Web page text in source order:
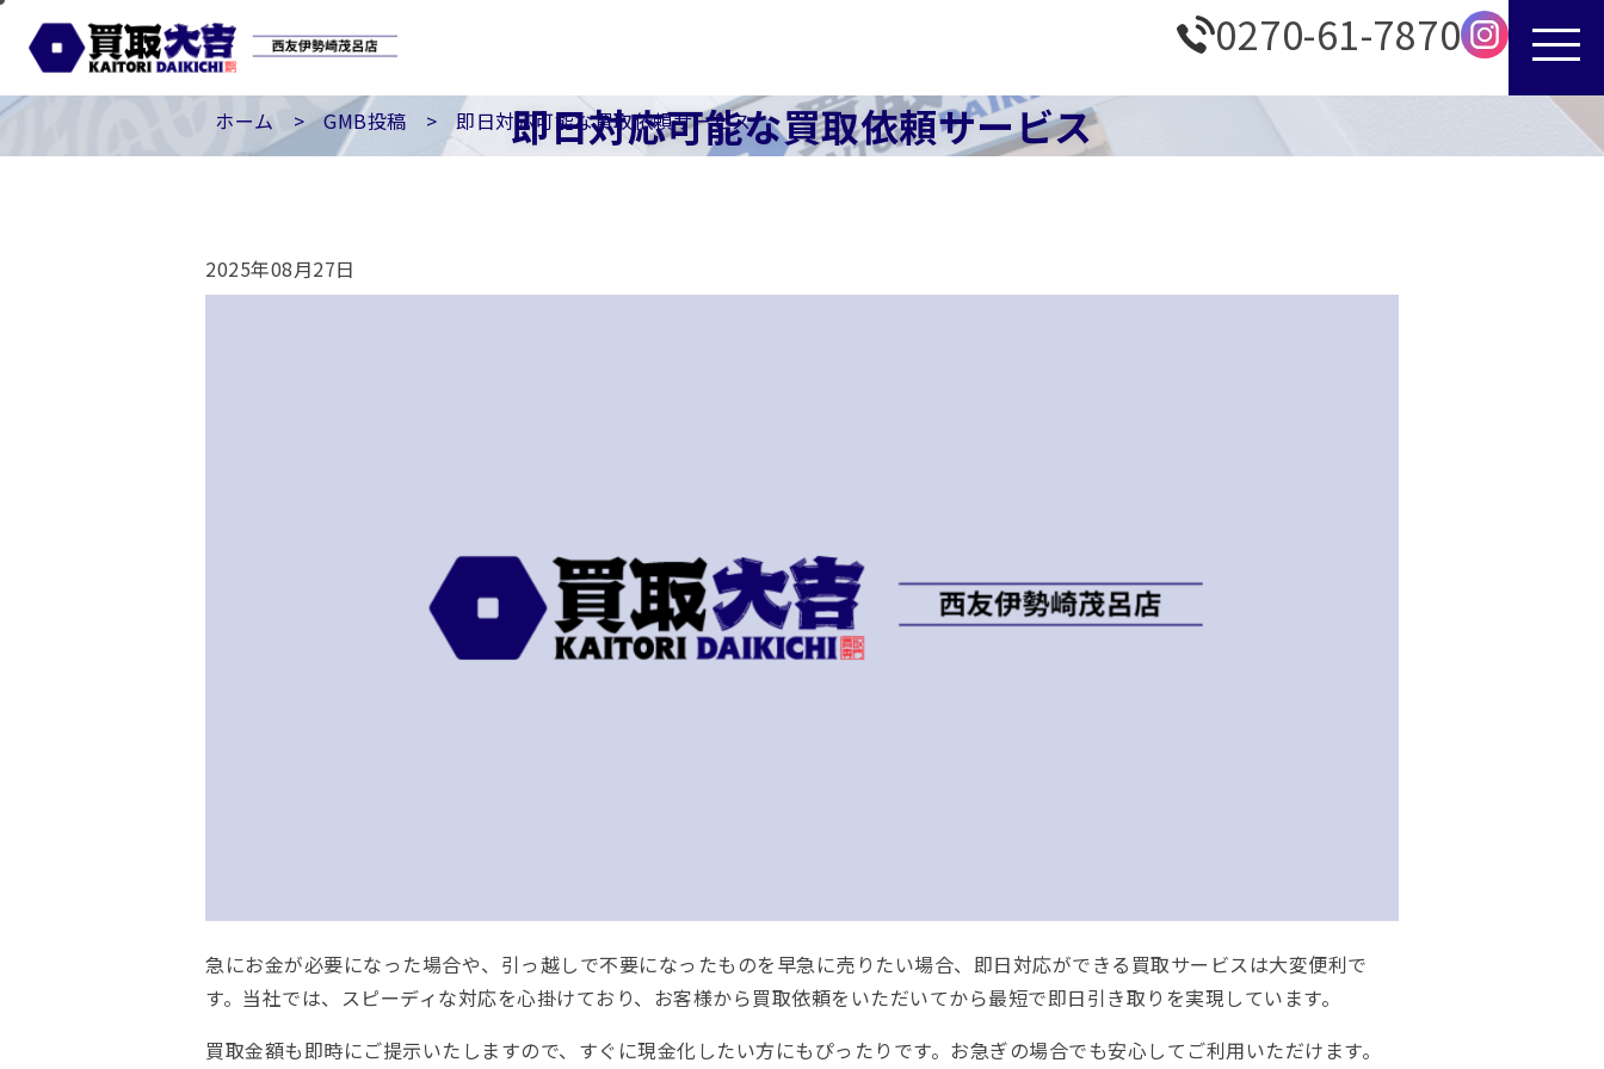
0270-61-7870
即日対応可能な買取依頼サービス
ホーム > GMB投稿 > 即日対応可能な買取依頼サービス
2025年08月27日
急にお金が必要になった場合や、引っ越しで不要になったものを早急に売りたい場合、即日対応ができる買取サービスは大変便利で
す。当社では、スピーディな対応を心掛けており、お客様から買取依頼をいただいてから最短で即日引き取りを実現しています。
買取金額も即時にご提示いたしますので、すぐに現金化したい方にもぴったりです。お急ぎの場合でも安心してご利用いただけます。